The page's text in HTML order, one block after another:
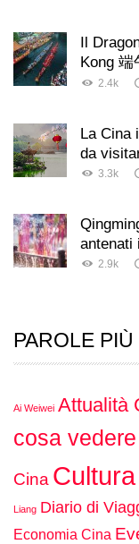
Il
Kong 端
2.4k
La Cina
da
3.3k
antenati
2.9k
PAROLE
Ai Weiwei Attualità
cosa vedere
Cina
Liang Diario di
Economia Cina